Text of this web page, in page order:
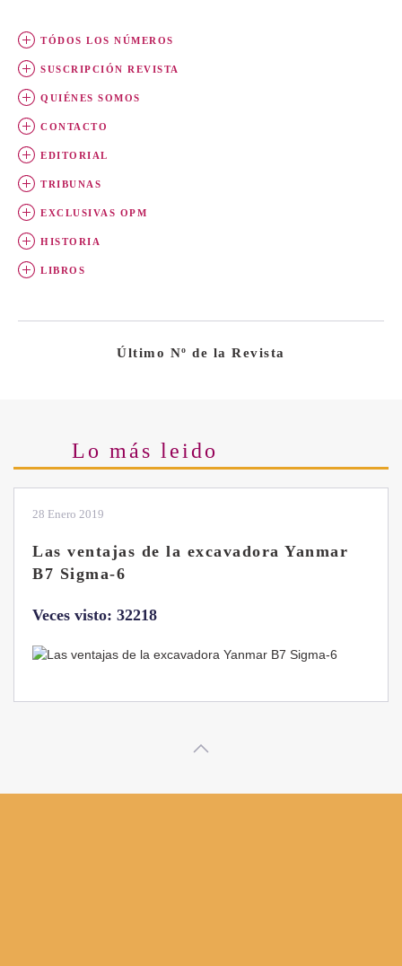
TÓDOS LOS NÚMEROS
SUSCRIPCIÓN REVISTA
QUIÉNES SOMOS
CONTACTO
EDITORIAL
TRIBUNAS
EXCLUSIVAS OPM
HISTORIA
LIBROS
Último Nº de la Revista
Lo más leido
28 Enero 2019
Las ventajas de la excavadora Yanmar
B7 Sigma-6
Veces visto: 32218